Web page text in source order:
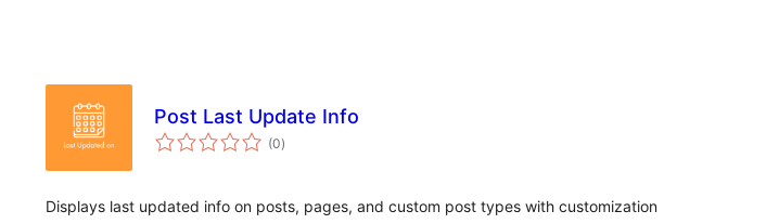
Post Last Update Info
(0valutazioni
totali
)
Displays last updated info on posts, pages, and custom post types with customization